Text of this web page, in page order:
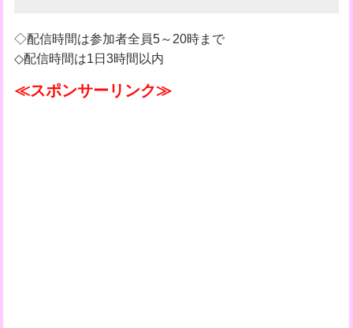
◇配信時間は参加者全員5～20時まで
◇配信時間は1日3時間以内
≪スポンサーリンク≫